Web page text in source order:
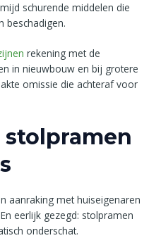
schurende middelen die
beschadigen.
rekening met de
in nieuwbouw en bij grotere
omissie die achteraf voor
aanraking met huiseigenaren
eerlijk gezegd: stolpramen
onderschat.